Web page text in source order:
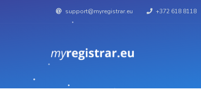
support@myregistrar.eu +372 618 8118